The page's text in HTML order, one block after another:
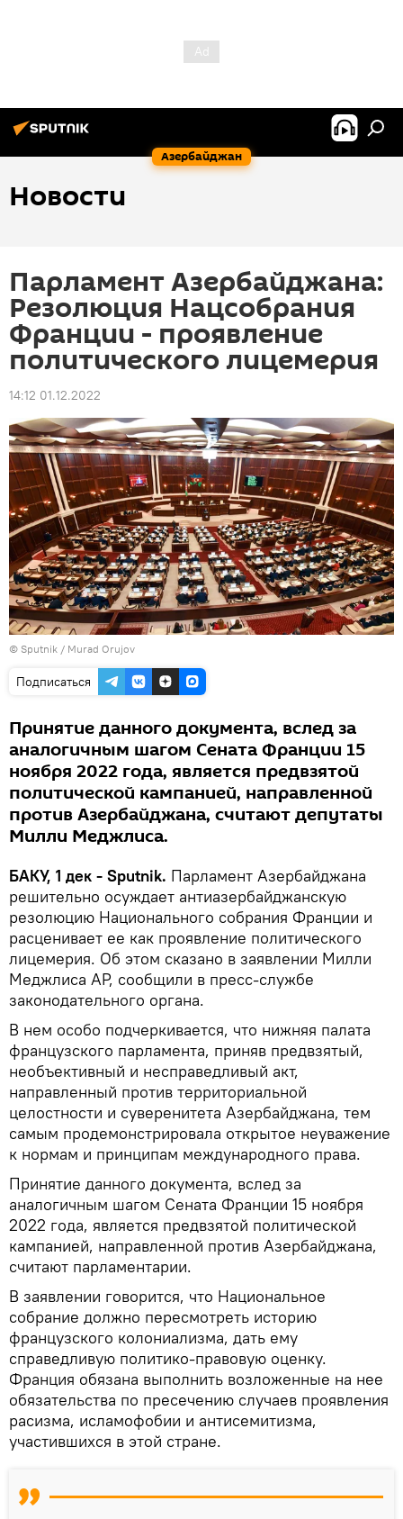
Азербайджан
Новости
Парламент Азербайджана:
Резолюция Нацсобрания
Франции - проявление
политического лицемерия
14:12 01.12.2022
© Sputnik / Murad Orujov
Подписаться
Принятие данного документа, вслед за
аналогичным шагом Сената Франции 15
ноября 2022 года, является предвзятой
политической кампанией, направленной
против Азербайджана, считают депутаты
Милли Меджлиса.
БАКУ, 1 дек - Sputnik. Парламент Азербайджана
решительно осуждает антиазербайджанскую
резолюцию Национального собрания Франции и
расценивает ее как проявление политического
лицемерия. Об этом сказано в заявлении Милли
Меджлиса АР, сообщили в пресс-службе
законодательного органа.
В нем особо подчеркивается, что нижняя палата
французского парламента, приняв предвзятый,
необъективный и несправедливый акт,
направленный против территориальной
целостности и суверенитета Азербайджана, тем
самым продемонстрировала открытое неуважение
к нормам и принципам международного права.
Принятие данного документа, вслед за
аналогичным шагом Сената Франции 15 ноября
2022 года, является предвзятой политической
кампанией, направленной против Азербайджана,
считают парламентарии.
В заявлении говорится, что Национальное
собрание должно пересмотреть историю
французского колониализма, дать ему
справедливую политико-правовую оценку.
Франция обязана выполнить возложенные на нее
обязательства по пресечению случаев проявления
расизма, исламофобии и антисемитизма,
участившихся в этой стране.